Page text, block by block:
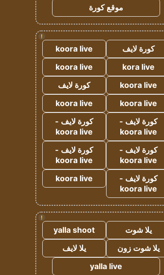
موقع كورة
!
كورة لايف
koora live
kora live
koora live
koora live
كورة لايف
koora live
koora live
كورة لايف -
koora live
كورة لايف -
koora live
كورة لايف -
koora live
كورة لايف -
koora live
كورة لايف -
koora live
koora live
!
يلا شوت
yalla shoot
يلا شوت زون
يلا لايف
yalla live